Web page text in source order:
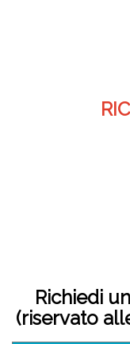
Richiedi
(riservato